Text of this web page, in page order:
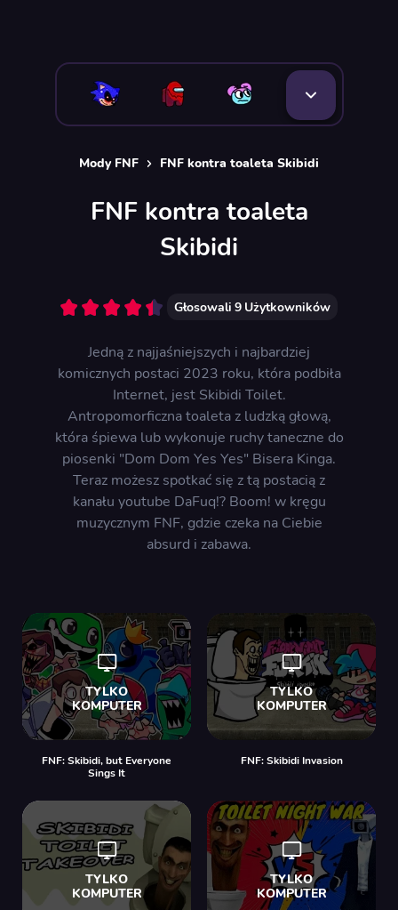
Mody FNF FNF kontra toaleta Skibidi
FNF kontra toaleta
Skibidi
Głosowali 9 Użytkowników
Jedną z najjaśniejszych i najbardziej
komicznych postaci 2023 roku, która podbiła
Internet, jest Skibidi Toilet.
Antropomorficzna toaleta z ludzką głową,
która śpiewa lub wykonuje ruchy taneczne do
piosenki "Dom Dom Yes Yes" Bisera Kinga.
Teraz możesz spotkać się z tą postacią z
kanału youtube DaFuq!? Boom! w kręgu
muzycznym FNF, gdzie czeka na Ciebie
absurd i zabawa.
FNF: Skibidi, but Everyone
Sings It
FNF: Skibidi Invasion